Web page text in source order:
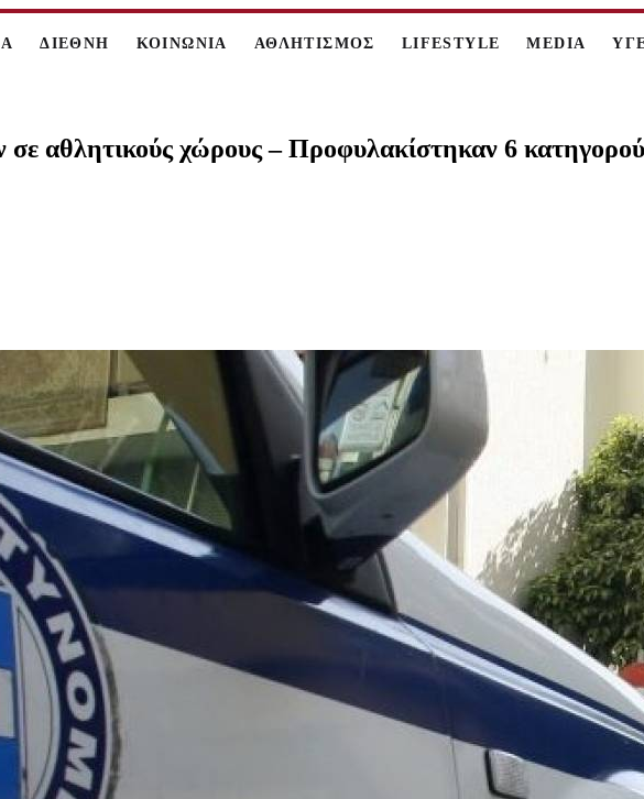
ΔΙΕΘΝΗ ΚΟΙΝΩΝΙΑ ΑΘΛΗΤΙΣΜΟΣ LIFESTYLE MEDIA
αθλητικούς χώρους – Προφυλακίστηκαν 6